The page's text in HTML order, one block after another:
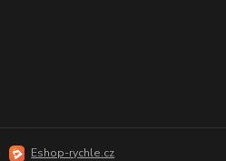
Eshop-rychle.cz